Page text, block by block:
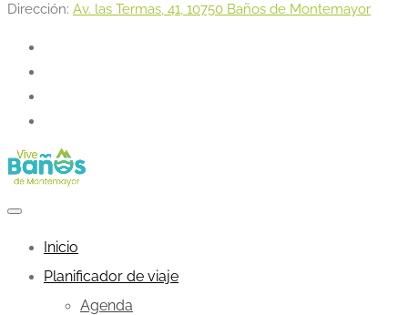
Dirección: Av. las Termas, 41, 10750 Baños de Montemayor
Inicio
Planificador de viaje
Agenda